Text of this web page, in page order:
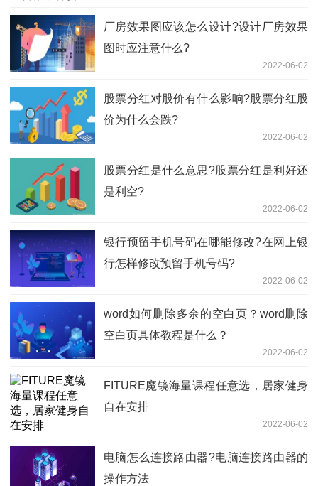
厂房效果图应该怎么设计?设计厂房效果
图时应注意什么?
2022-06-02
股票分红对股价有什么影响?股票分红股
价为什么会跌?
2022-06-02
股票分红是什么意思?股票分红是利好还
是利空?
2022-06-02
银行预留手机号码在哪能修改?在网上银
行怎样修改预留手机号码?
2022-06-02
word如何删除多余的空白页？word删除
空白页具体教程是什么？
2022-06-02
FITURE魔镜海量课程任意选，居家健身
自在安排
2022-06-02
电脑怎么连接路由器?电脑连接路由器的
操作方法